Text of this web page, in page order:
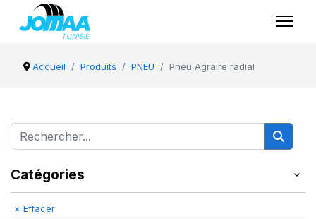
Accueil Produits PNEU Pneu Agraire radial
Catégories
× Effacer